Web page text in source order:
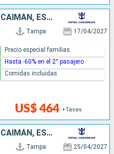
HONDURAS, MÉXICO, ISLAS CAIMÁN, ESTADOS UNIDOS
Tampa 17/04/2027
US$ 464 +Tasas
Precio especial familias
Hasta -60% en el 2° pasajero
Comidas incluidas
HONDURAS, MÉXICO, ISLAS CAIMÁN, ESTADOS UNIDOS
Tampa 25/04/2027